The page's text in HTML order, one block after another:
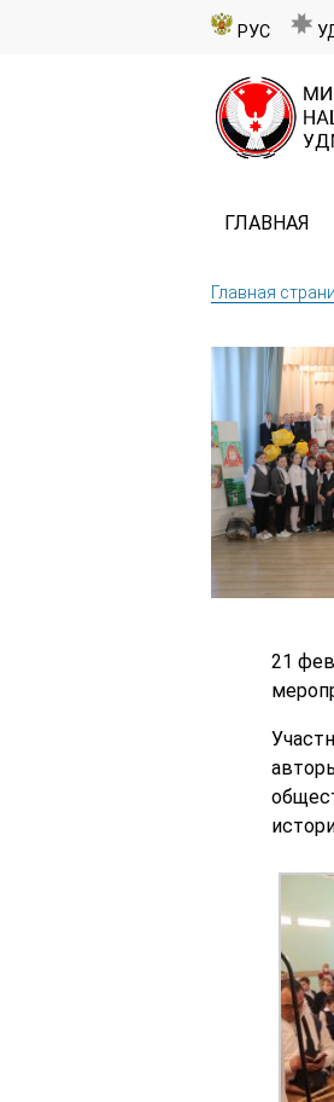
РУС
ГЛАВНАЯ
Главная
21